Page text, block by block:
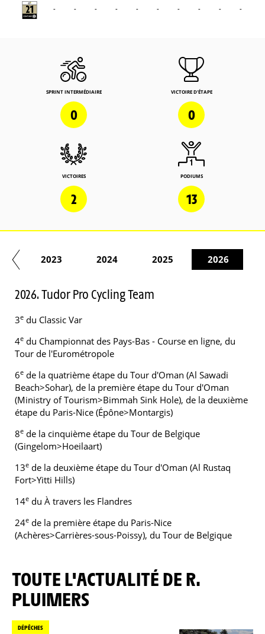
- - - - - - - - - -
SPRINT INTERMÉDIAIRE
0
VICTOIRE D'ÉTAPE
0
VICTOIRES
2
PODIUMS
13
2023 2024 2025 2026
2026. Tudor Pro Cycling Team
3e du Classic Var
4e du Championnat des Pays-Bas - Course en ligne, du
Tour de l'Eurométropole
6e de la quatrième étape du Tour d'Oman (Al Sawadi
Beach>Sohar), de la première étape du Tour d'Oman
(Ministry of Tourism>Bimmah Sink Hole), de la deuxième
étape du Paris-Nice (Épône>Montargis)
8e de la cinquième étape du Tour de Belgique
(Gingelom>Hoeilaart)
13e de la deuxième étape du Tour d'Oman (Al Rustaq
Fort>Yitti Hills)
14e du À travers les Flandres
24e de la première étape du Paris-Nice
(Achères>Carrières-sous-Poissy), du Tour de Belgique
TOUTE L'ACTUALITÉ DE R.
PLUIMERS
DÉPÊCHES